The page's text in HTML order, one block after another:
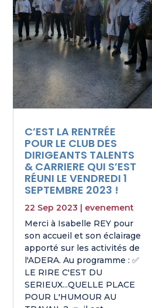
C’EST LA RENTRÉE
POUR LE CLUB DES
DIRIGEANTS TALENTS
& CARRIERE QUI S’EST
RÉUNI LE VENDREDI 1
SEPTEMBRE 2023 !
22 Sep 2023 | evenement
Merci à Isabelle REY pour
son accueil et son éclairage
apporté sur les activités de
l'ADERA. Au programme : ✅
LE RIRE C'EST DU
SERIEUX...QUELLE PLACE
POUR L'HUMOUR AU